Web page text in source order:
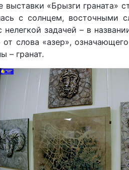
«Брызги граната»
с солнцем,
задачей – в
слова «азер»,
– гранат.